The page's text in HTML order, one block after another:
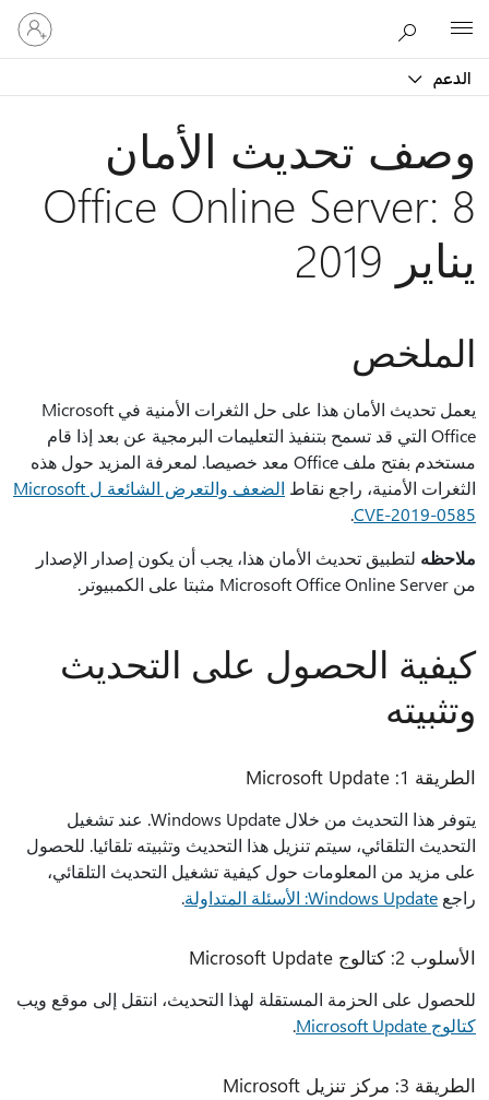
الدعم
تسجيل
الدخول
إلى
وصف تحديث الأمان
Office Online Server: 8
يناير 2019
الملخص
يعمل تحديث الأمان هذا على حل الثغرات الأمنية في Microsoft
Office التي قد تسمح بتنفيذ التعليمات البرمجية عن بعد إذا قام
مستخدم بفتح ملف Office معد خصيصا. لمعرفة المزيد حول هذه
الثغرات الأمنية، راجع نقاط
الضعف والتعرض الشائعة ل Microsoft
CVE-2019-0585
.
ملاحظه لتطبيق تحديث الأمان هذا، يجب أن يكون إصدار الإصدار
من Microsoft Office Online Server مثبتا على الكمبيوتر.
كيفية الحصول على التحديث
وتثبيته
الطريقة 1: Microsoft Update
يتوفر هذا التحديث من خلال Windows Update. عند تشغيل
التحديث التلقائي، سيتم تنزيل هذا التحديث وتثبيته تلقائيا. للحصول
على مزيد من المعلومات حول كيفية تشغيل التحديث التلقائي،
راجع Windows Update: الأسئلة المتداولة .
الأسلوب 2: كتالوج Microsoft Update
للحصول على الحزمة المستقلة لهذا التحديث، انتقل إلى موقع ويب
كتالوج Microsoft Update
.
الطريقة 3: مركز تنزيل Microsoft